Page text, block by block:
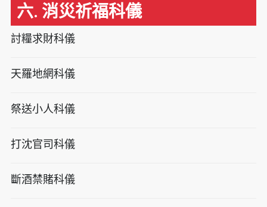
六. 消災祈福科儀
討糧求財科儀
天羅地網科儀
祭送小人科儀
打沈官司科儀
斷酒禁賭科儀